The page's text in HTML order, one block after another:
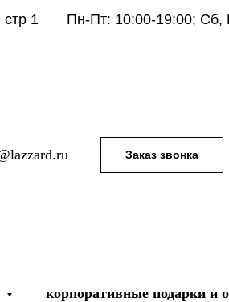
1 Пн-Пт: 10:00-19:00; Сб,
Заказ звонка
корпоративные подарки и